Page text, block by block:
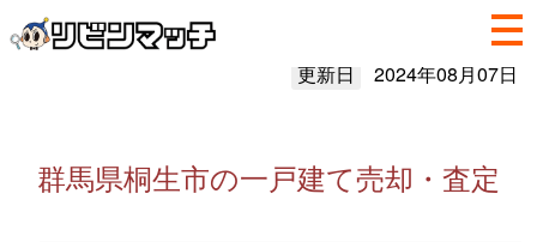
更新日 2024年08月07日
群馬県桐生市の一戸建て売却・査定